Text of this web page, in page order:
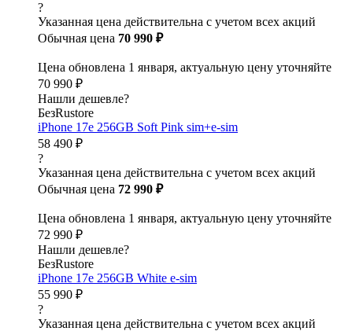
?
Указанная цена действительна с учетом всех акций
Обычная цена 70 990 ₽
Цена обновлена 1 января, актуальную цену уточняйте
70 990 ₽
Нашли дешевле?
БезRustore
iPhone 17e 256GB Soft Pink sim+e-sim
58 490 ₽
?
Указанная цена действительна с учетом всех акций
Обычная цена 72 990 ₽
Цена обновлена 1 января, актуальную цену уточняйте
72 990 ₽
Нашли дешевле?
БезRustore
iPhone 17e 256GB White e-sim
55 990 ₽
?
Указанная цена действительна с учетом всех акций